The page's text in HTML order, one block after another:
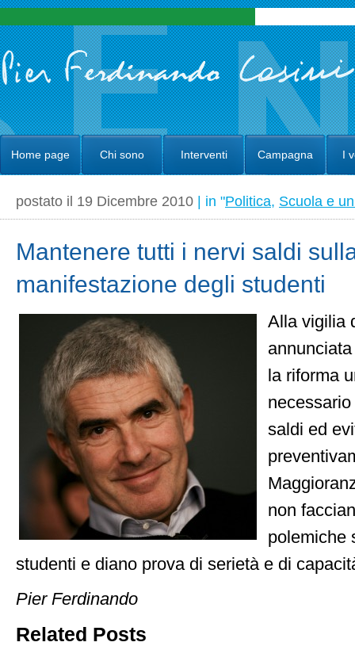
Home page Chi sono Interventi Campagna I
postato il 19 Dicembre 2010 | in "Politica, Scuola e
Mantenere tutti i nervi saldi
manifestazione degli studenti
Alla vigilia
la riforma
saldi ed
non
polemiche
studenti e diano prova di serietà e di
Pier Ferdinando
Related Posts